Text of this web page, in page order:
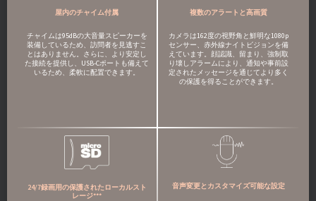
屋内のチャイム付属
チャイムは95dBの大音量スピーカーを
装備しているため、訪問者を見逃すこ
とはありません。さらに、より安定し
た接続を提供し、USB-Cポートも備えて
いるため、柔軟に配置できます。
複数のアラートと高画質
カメラは162度の視野角と鮮明な1080p
センサー、赤外線ナイトビジョンを備
えています。顔認識、留まり、強制取
り壊しアラームにより、通知や事前設
定されたメッセージを通じてより多く
の保護を得ることができます。
24/7録画用の保護されたローカルスト
レージ***
音声変更とカスタマイズ可能な設定